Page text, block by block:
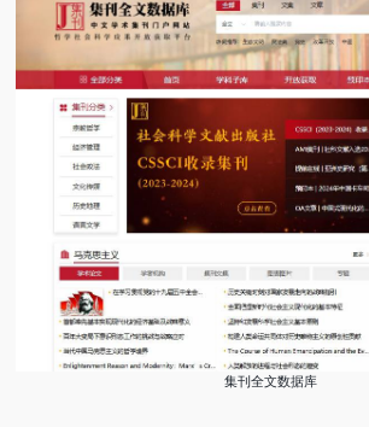
集刊全文数据库